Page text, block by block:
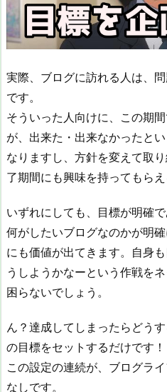
実際、ブログに訪れる人は、
です。
そういった人向けに、この期
が、出来た・出来なかったと
なりますし、方針を変えて取
了期間にも興味を持ってもらえ
いずれにしても、目標が明確
何がしたいブログなのかが明
にも価値が出てきます。自身
うしようかなーという作戦を
困らないでしょう。
ん？達成してしまったらどう
の目標をセットするだけです！
この設定の連続が、ブログラ
なしです。